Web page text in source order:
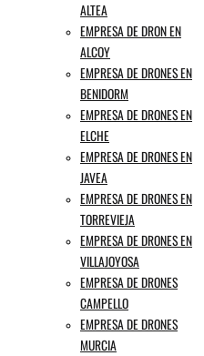
ALTEA
EMPRESA DE DRON EN
ALCOY
EMPRESA DE DRONES EN
BENIDORM
EMPRESA DE DRONES EN
ELCHE
EMPRESA DE DRONES EN
JAVEA
EMPRESA DE DRONES EN
TORREVIEJA
EMPRESA DE DRONES EN
VILLAJOYOSA
EMPRESA DE DRONES
CAMPELLO
EMPRESA DE DRONES
MURCIA